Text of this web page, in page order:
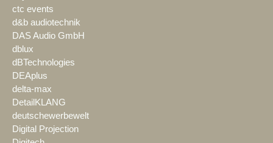
ctc events
d&b audiotechnik
DAS Audio GmbH
dblux
dBTechnologies
DEAplus
delta-max
DetailKLANG
deutschewerbewelt
Digital Projection